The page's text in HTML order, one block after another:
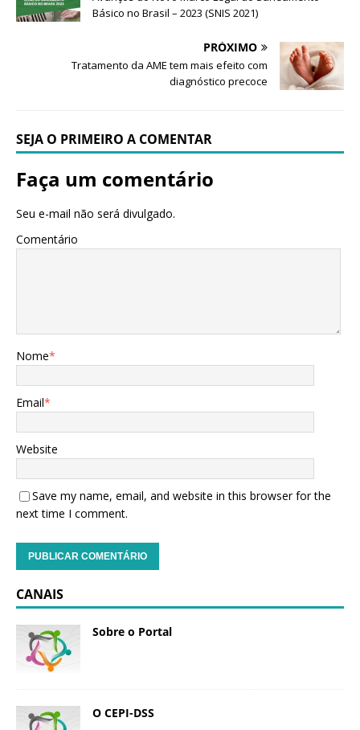
Básico no Brasil – 2023 (SNIS 2021)
PRÓXIMO
Tratamento da AME tem mais efeito com
diagnóstico precoce
SEJA O PRIMEIRO A COMENTAR
Faça um comentário
Seu e-mail não será divulgado.
Comentário
Nome*
Email*
Website
Save my name, email, and website in this browser for the
next time I comment.
CANAIS
Sobre o Portal
O CEPI-DSS